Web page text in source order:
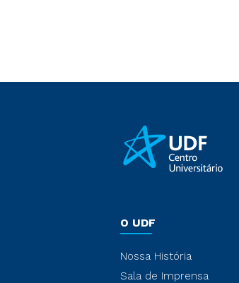
O UDF
Nossa História
Sala de Imprensa